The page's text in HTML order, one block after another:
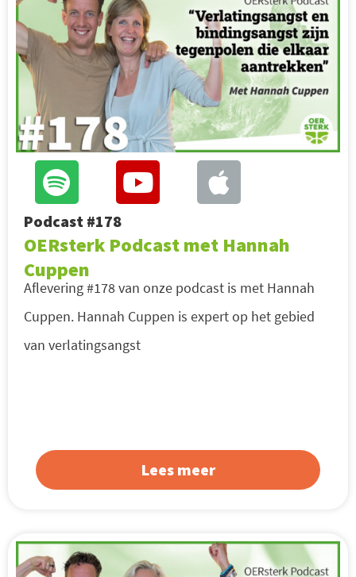
Podcast #178
OERsterk Podcast met Hannah
Cuppen
Aflevering #178 van onze podcast is met Hannah
Cuppen. Hannah Cuppen is expert op het gebied
van verlatingsangst
Lees meer